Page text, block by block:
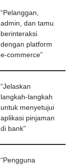
“Pelanggan,
admin, dan tamu
berinteraksi
dengan platform
e-commerce”
“Jelaskan
langkah-langkah
untuk menyetujui
aplikasi pinjaman
di bank”
“Pengguna